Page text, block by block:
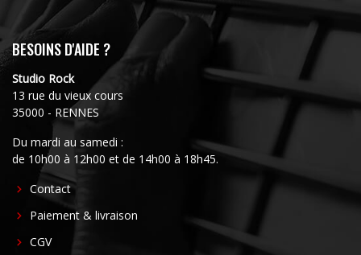
BESOINS D'AIDE ?
Studio Rock
13 rue du vieux cours
35000 - RENNES
Du mardi au samedi :
de 10h00 à 12h00 et de 14h00 à 18h45.
FOOTER
CENTER
Contact
Paiement & livraison
CGV